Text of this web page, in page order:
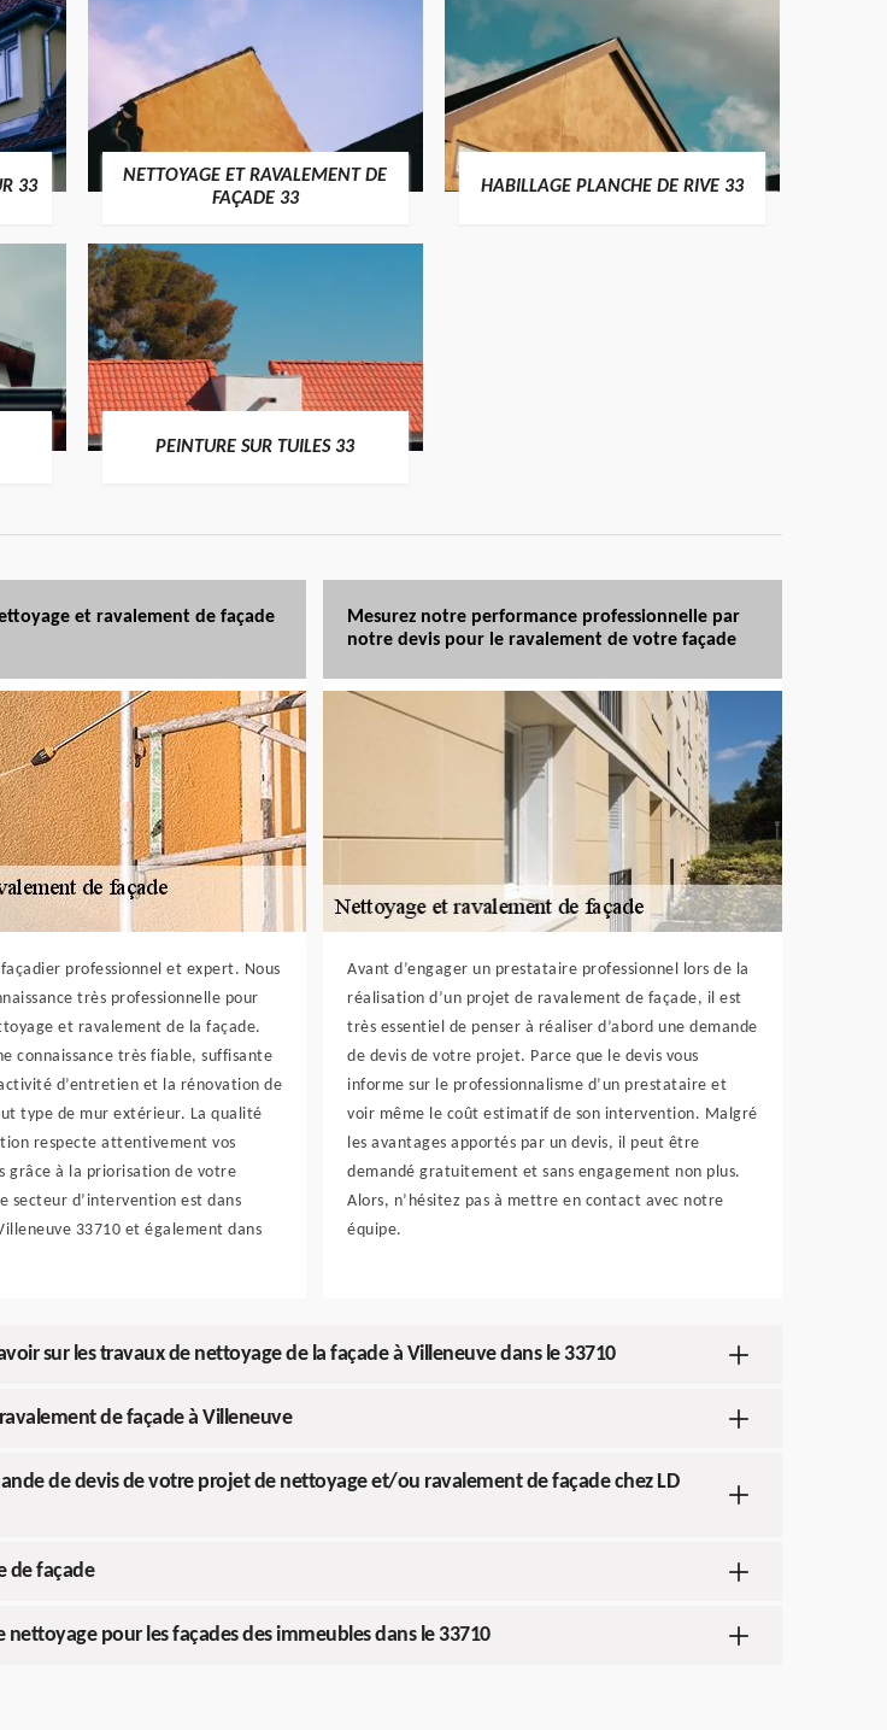
33
NETTOYAGE ET RAVALEMENT DE
FAÇADE 33
HABILLAGE PLANCHE DE RIVE 33
PEINTURE SUR TUILES 33
et ravalement de façade
professionnel et expert. Nous
très professionnelle pour
et ravalement de la façade.
connaissance très fiable, suffisante
d’entretien et la rénovation de
type de mur extérieur. La qualité
respecte attentivement vos
grâce à la priorisation de votre
secteur d’intervention est dans
33710 et également dans
Mesurez notre performance professionnelle par
notre devis pour le ravalement de votre façade
Avant d’engager un prestataire professionnel lors de la
réalisation d’un projet de ravalement de façade, il est
très essentiel de penser à réaliser d’abord une demande
de devis de votre projet. Parce que le devis vous
informe sur le professionnalisme d’un prestataire et
voir même le coût estimatif de son intervention. Malgré
les avantages apportés par un devis, il peut être
demandé gratuitement et sans engagement non plus.
Alors, n’hésitez pas à mettre en contact avec notre
équipe.
sur les travaux de nettoyage de la façade à Villeneuve dans le 33710
de façade à Villeneuve
de devis de votre projet de nettoyage et/ou ravalement de façade chez LD
de façade
nettoyage pour les façades des immeubles dans le 33710